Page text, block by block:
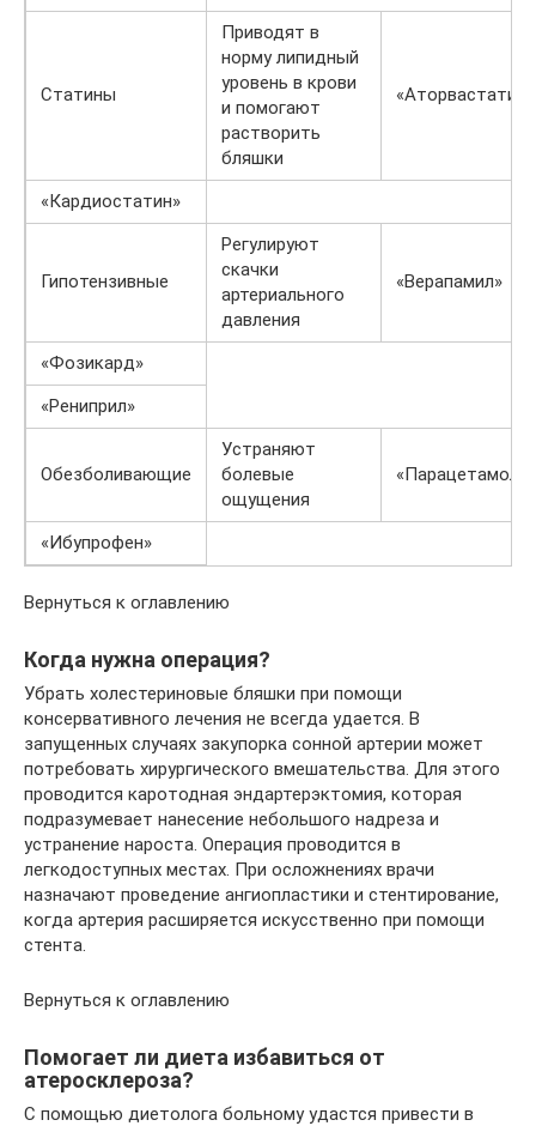
Статины
Приводят в
норму липидный
уровень в крови
и помогают
растворить
бляшки
«Аторвастатин»
«Кардиостатин»
Гипотензивные
Регулируют
скачки
артериального
давления
«Верапамил»
«Фозикард»
«Рениприл»
Обезболивающие
Устраняют
болевые
ощущения
«Парацетамол»
«Ибупрофен»
Вернуться к оглавлению
Когда нужна операция?
Убрать холестериновые бляшки при помощи
консервативного лечения не всегда удается. В
запущенных случаях закупорка сонной артерии может
потребовать хирургического вмешательства. Для этого
проводится каротодная эндартерэктомия, которая
подразумевает нанесение небольшого надреза и
устранение нароста. Операция проводится в
легкодоступных местах. При осложнениях врачи
назначают проведение ангиопластики и стентирование,
когда артерия расширяется искусственно при помощи
стента.
Вернуться к оглавлению
Помогает ли диета избавиться от
атеросклероза?
С помощью диетолога больному удастся привести в